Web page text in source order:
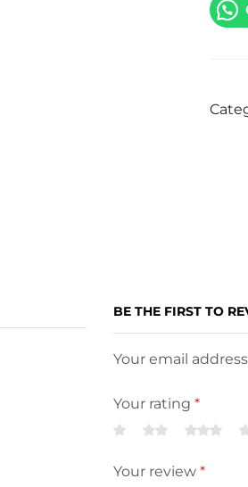
BE THE FIRST TO
Your email
Your rating *
Your review *